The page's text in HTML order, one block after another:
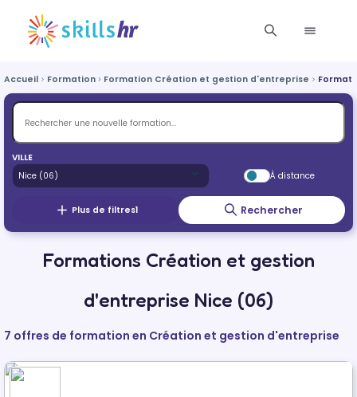
Accueil Formation Formation Création et gestion d'entreprise
VILLE
À distance
Plus de filtres1 Rechercher
Formations Création et gestion
d'entreprise Nice (06)
7 offres de formation en Création et gestion d'entreprise